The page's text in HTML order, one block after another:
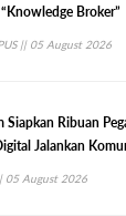
Broker”
|| 05 August 2026
Siapkan Ribuan
Jalankan
05 August 2026